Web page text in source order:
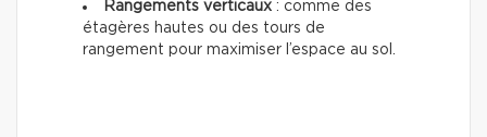
Rangements verticaux : comme des
étagères hautes ou des tours de
rangement pour maximiser l’espace au sol.